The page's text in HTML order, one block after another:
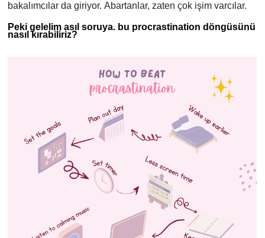
bakalımcılar da giriyor.Abartanlar, zaten çok işim varcılar.
Peki gelelim asıl soruya. bu procrastination döngüsünü
nasıl kırabiliriz?